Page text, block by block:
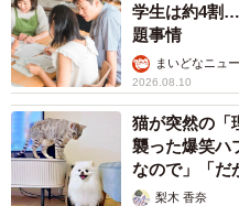
学生は約4割
題事情
まいどなニュ
2026.08.10
猫が突然の「
襲った爆笑
なので」「だ
いいね」
梨木 香奈